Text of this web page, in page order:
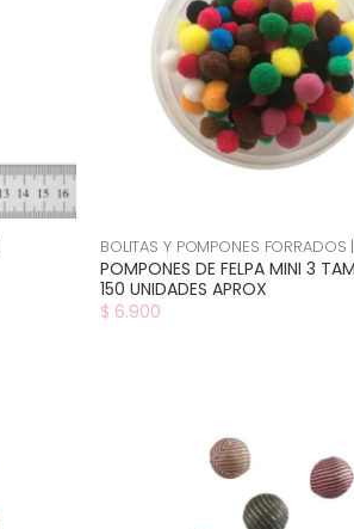
BOLITAS Y POMPONES FORRADOS |
POMPONES DE FELPA MINI 3
150 UNIDADES APROX
$ 6.900